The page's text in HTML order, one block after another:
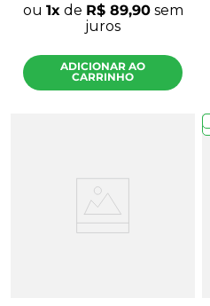
ou 1 de R$ 89,90sem
juros
ADICIONAR AO
CARRINHO